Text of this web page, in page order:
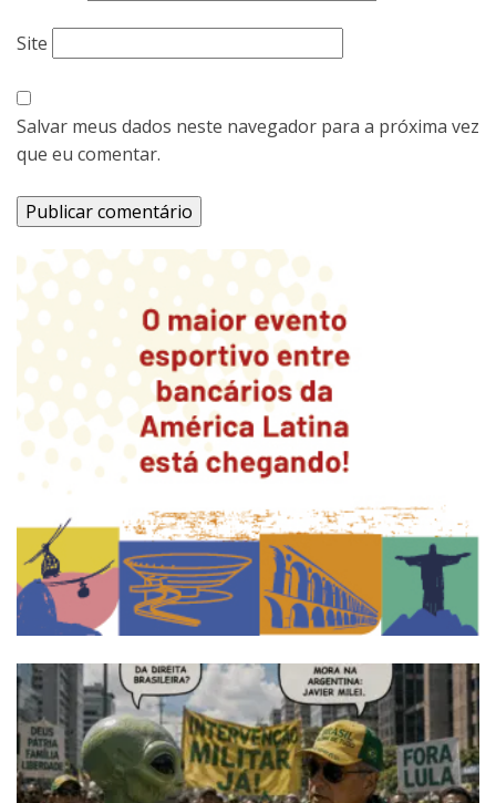
Site
Salvar meus dados neste navegador para a próxima vez
que eu comentar.